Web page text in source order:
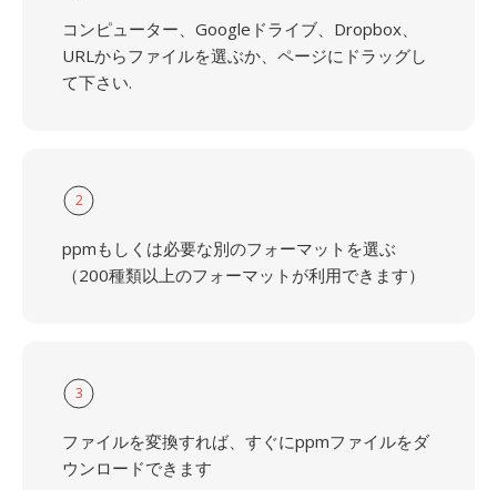
コンピューター、Googleドライブ、Dropbox、
URLからファイルを選ぶか、ページにドラッグし
て下さい.
2
ppmもしくは必要な別のフォーマットを選ぶ
（200種類以上のフォーマットが利用できます）
3
ファイルを変換すれば、すぐにppmファイルをダ
ウンロードできます